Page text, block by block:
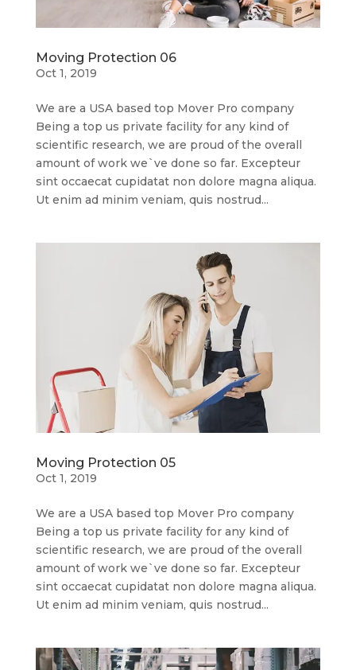
Moving Protection 06
Oct 1, 2019
We are a USA based top Mover Pro company
Being a top us private facility for any kind of
scientific research, we are proud of the overall
amount of work we`ve done so far. Excepteur
sint occaecat cupidatat non dolore magna aliqua.
Ut enim ad minim veniam, quis nostrud...
Moving Protection 05
Oct 1, 2019
We are a USA based top Mover Pro company
Being a top us private facility for any kind of
scientific research, we are proud of the overall
amount of work we`ve done so far. Excepteur
sint occaecat cupidatat non dolore magna aliqua.
Ut enim ad minim veniam, quis nostrud...